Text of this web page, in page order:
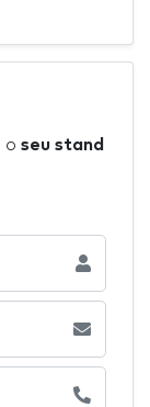
o seu stand